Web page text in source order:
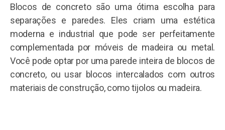
Blocos de concreto são uma ótima escolha para
separações e paredes. Eles criam uma estética
moderna e industrial que pode ser perfeitamente
complementada por móveis de madeira ou metal.
Você pode optar por uma parede inteira de blocos de
concreto, ou usar blocos intercalados com outros
materiais de construção, como tijolos ou madeira.